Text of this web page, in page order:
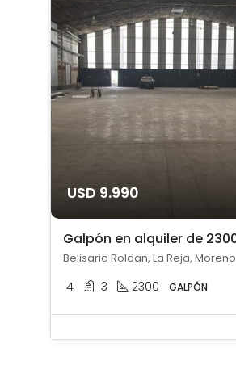
USD 9.990
Belisario Roldan, La Reja, Moreno
4 3 2300 GALPÓN